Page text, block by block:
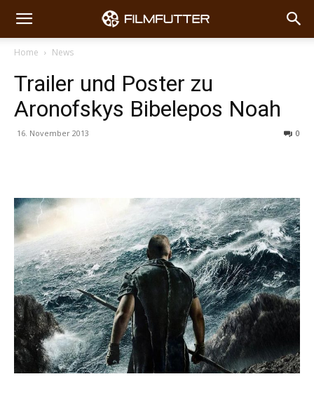
Home News
Trailer und Poster zu
Aronofskys Bibelepos Noah
16. November 2013 0